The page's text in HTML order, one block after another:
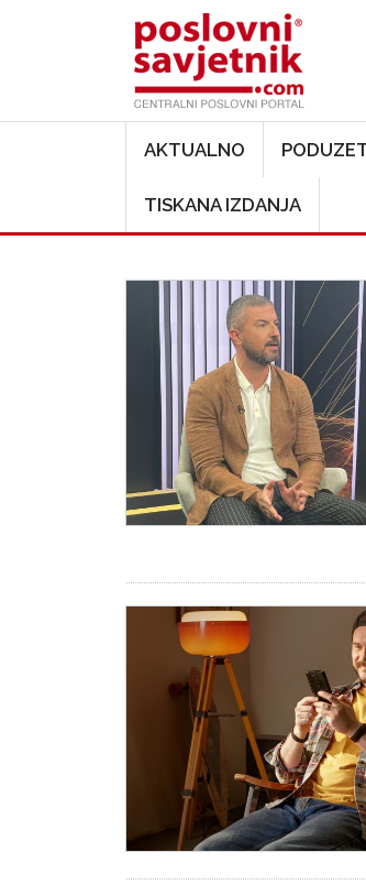
AKTUALNO
TISKANA IZDANJA